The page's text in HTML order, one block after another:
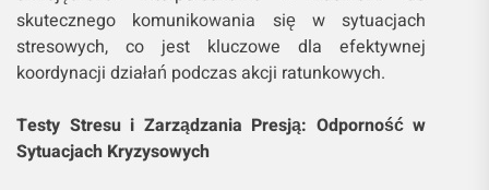
skutecznego komunikowania się w sytuacjach
stresowych, co jest kluczowe dla efektywnej
koordynacji działań podczas akcji ratunkowych.
Testy Stresu i Zarządzania Presją: Odporność w
Sytuacjach Kryzysowych